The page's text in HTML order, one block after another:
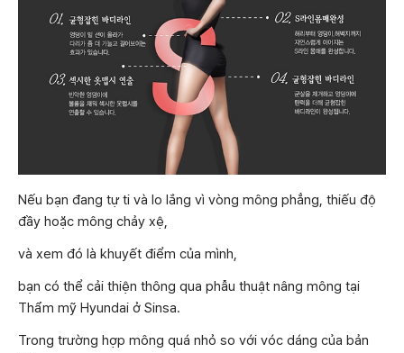
Nếu bạn đang tự ti và lo lắng vì vòng mông phẳng, thiếu độ
đầy hoặc mông chảy xệ,
và xem đó là khuyết điểm của mình,
bạn có thể cải thiện thông qua phẫu thuật nâng mông tại
Thẩm mỹ Hyundai ở Sinsa.
Trong trường hợp mông quá nhỏ so với vóc dáng của bản